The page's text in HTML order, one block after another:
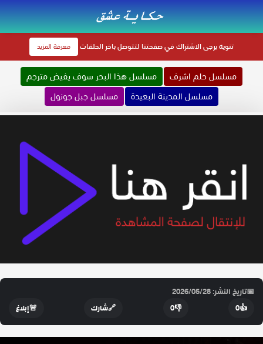
تنويهيرجى الاشتراك في صفحتنا لتتوصل باخر الحلقات معرفة المزيد
مسلسل حلم اشرف
مسلسل هذا البحر سوف يفيض مترجم
مسلسل المدينة البعيدة
مسلسل جبل جونول
📅تاريخ النشر: 2026/05/28
👍
0
👎
0
🔗شارك 🚨إبلاغ